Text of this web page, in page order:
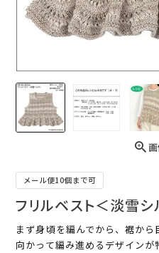
メール便10個まで可
フリルベスト＜淡雪シ
まず身頃を編んでから、裾か
向かって編み進めるデザイン